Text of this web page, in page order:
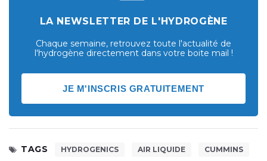
LA NEWSLETTER DE L'HYDROGÈNE
Chaque semaine, retrouvez toute l'actualité de
l'hydrogène directement dans votre boite mail !
JE M'INSCRIS GRATUITEMENT
TAGS HYDROGENICS AIR LIQUIDE CUMMINS